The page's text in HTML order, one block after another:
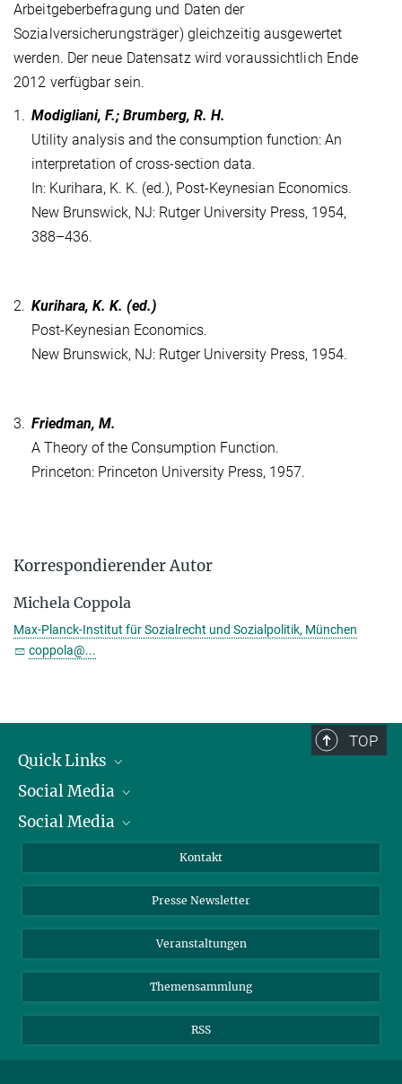
Arbeitgeberbefragung und Daten der
Sozialversicherungsträger) gleichzeitig ausgewertet
werden. Der neue Datensatz wird voraussichtlich Ende
2012 verfügbar sein.
1. Modigliani, F.; Brumberg, R. H.
Utility analysis and the consumption function: An
interpretation of cross-section data.
In: Kurihara, K. K. (ed.), Post-Keynesian Economics.
New Brunswick, NJ: Rutger University Press, 1954,
388–436.
2. Kurihara, K. K. (ed.)
Post-Keynesian Economics.
New Brunswick, NJ: Rutger University Press, 1954.
3. Friedman, M.
A Theory of the Consumption Function.
Princeton: Princeton University Press, 1957.
Korrespondierender Autor
Michela Coppola
Max-Planck-Institut für Sozialrecht und Sozialpolitik, München
coppola@...
TOP
Quick Links
Präsident
Zahlen und Fakten
Social Media
Bluesky
TikTok
Social Media
Instagram
YouTube
Kontakt
Presse Newsletter
Veranstaltungen
Themensammlung
RSS